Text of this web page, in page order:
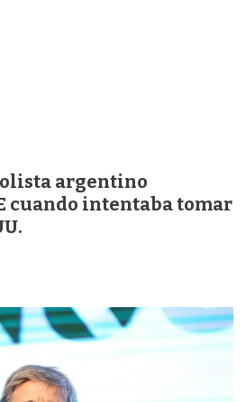
argentino
cuando intentaba tomar